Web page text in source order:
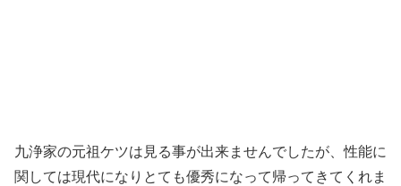
九浄家の元祖ケツは見る事が出来ませんでしたが、性能に
関しては現代になりとても優秀になって帰ってきてくれま